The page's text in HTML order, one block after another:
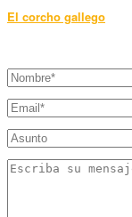
El corcho gallego